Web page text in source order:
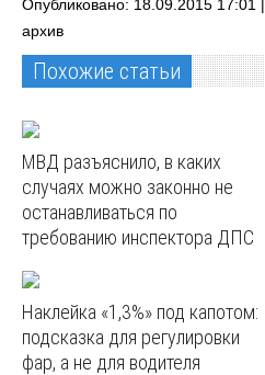
Опубликовано: 18.09.2015 17:01 |
архив
Похожие статьи
МВД разъяснило, в каких
случаях можно законно не
останавливаться по
требованию инспектора ДПС
Наклейка «1,3%» под капотом:
подсказка для регулировки
фар, а не для водителя